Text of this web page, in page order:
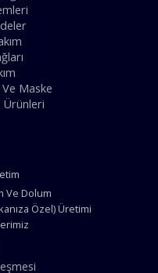
Maske
Ürünleri
Ve Dolum
Özel) Üretimi